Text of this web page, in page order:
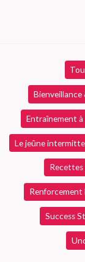
publications
catégorie
Bienveillance
Entraînement à
Le jeûne
Renforcement
Success